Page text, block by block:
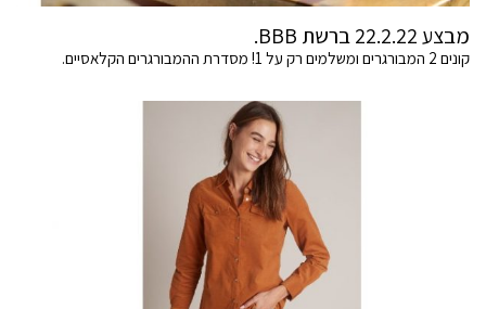
מבצע 22.2.22 ברשת BBB.
קונים 2 המבורגרים ומשלמים רק על 1! מסדרת ההמבורגרים הקלאסיים.